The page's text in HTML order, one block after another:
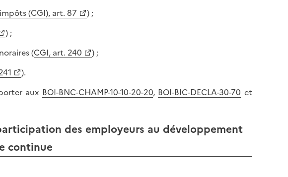
(CGI), art. 87
) ;
) ;
(CGI, art. 240
) ;
).
aux BOI-BNC-CHAMP-10-10-20-20, BOI-BIC-DECLA-30-70 et
des employeurs au développement
continue